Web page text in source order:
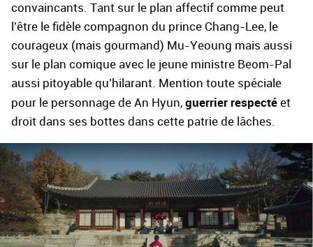
convaincants. Tant sur le plan affectif comme peut
l’être le fidèle compagnon du prince Chang-Lee, le
courageux (mais gourmand) Mu-Yeoung mais aussi
sur le plan comique avec le jeune ministre Beom-Pal
aussi pitoyable qu’hilarant. Mention toute spéciale
pour le personnage de An Hyun, guerrier respecté et
droit dans ses bottes dans cette patrie de lâches.